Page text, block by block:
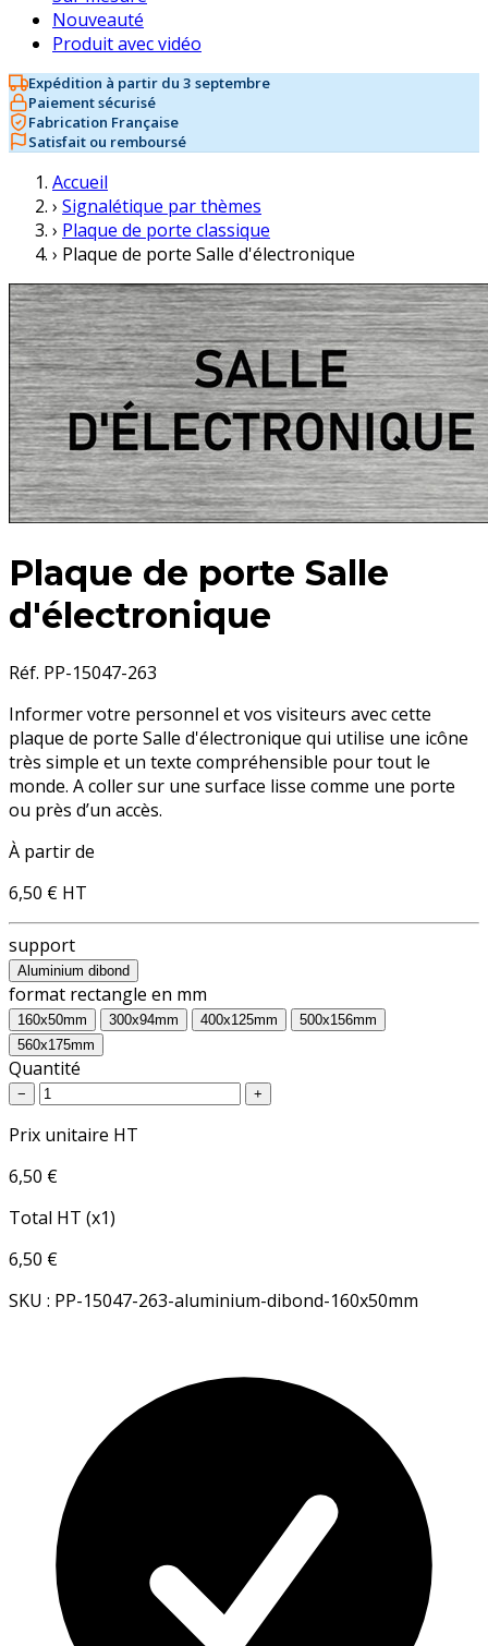
Nouveauté
Produit avec vidéo
Expédition à partir du 3 septembre
Paiement sécurisé
Fabrication Française
Satisfait ou remboursé
Accueil
› Signalétique par thèmes
› Plaque de porte classique
› Plaque de porte Salle d'électronique
Plaque de porte Salle
d'électronique
Réf. PP-15047-263
Informer votre personnel et vos visiteurs avec cette
plaque de porte Salle d'électronique qui utilise une icône
très simple et un texte compréhensible pour tout le
monde. A coller sur une surface lisse comme une porte
ou près d’un accès.
À partir de
6,50 € HT
support
Aluminium dibond
format rectangle en mm
160x50mm 300x94mm 400x125mm
500x156mm
560x175mm
Quantité
− +
Prix unitaire HT
6,50 €
Total HT (x1)
6,50 €
SKU : PP-15047-263-aluminium-dibond-160x50mm